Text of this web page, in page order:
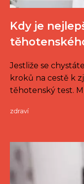
Kdy je
Jestliže se
kroků na cestě k
těhotenský test.
zdraví